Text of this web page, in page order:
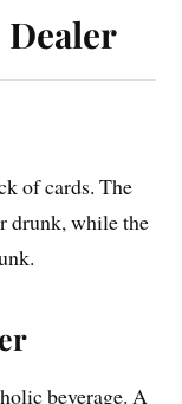
of cards. The
drunk, while the
beverage. A